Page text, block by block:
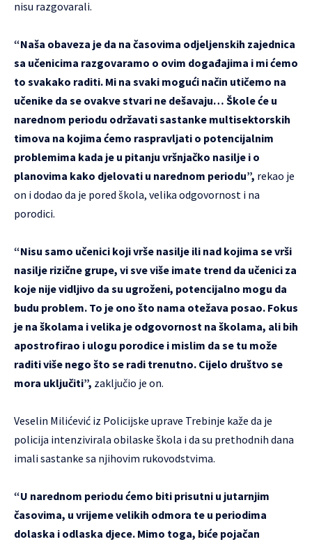
nisu razgovarali.
“Naša obaveza je da na časovima odjeljenskih zajednica
sa učenicima razgovaramo o ovim događajima i mi ćemo
to svakako raditi. Mi na svaki mogući način utičemo na
učenike da se ovakve stvari ne dešavaju… Škole će u
narednom periodu održavati sastanke multisektorskih
timova na kojima ćemo raspravljati o potencijalnim
problemima kada je u pitanju vršnjačko nasilje i o
planovima kako djelovati u narednom periodu”, rekao je
on i dodao da je pored škola, velika odgovornost i na
porodici.
“Nisu samo učenici koji vrše nasilje ili nad kojima se vrši
nasilje rizične grupe, vi sve više imate trend da učenici za
koje nije vidljivo da su ugroženi, potencijalno mogu da
budu problem. To je ono što nama otežava posao. Fokus
je na školama i velika je odgovornost na školama, ali bih
apostrofirao i ulogu porodice i mislim da se tu može
raditi više nego što se radi trenutno. Cijelo društvo se
mora uključiti”, zaključio je on.
Veselin Milićević iz Policijske uprave Trebinje kaže da je
policija intenzivirala obilaske škola i da su prethodnih dana
imali sastanke sa njihovim rukovodstvima.
“U narednom periodu ćemo biti prisutni u jutarnjim
časovima, u vrijeme velikih odmora te u periodima
dolaska i odlaska djece. Mimo toga, biće pojačan